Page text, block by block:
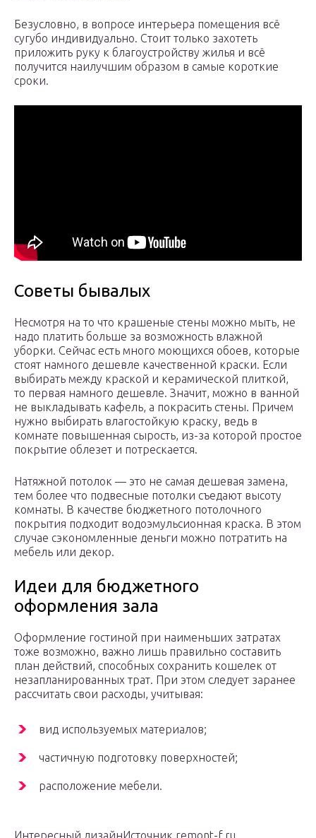
Безусловно, в вопросе интерьера помещения всё
сугубо индивидуально. Стоит только захотеть
приложить руку к благоустройству жилья и всё
получится наилучшим образом в самые короткие
сроки.
Советы бывалых
Несмотря на то что крашеные стены можно мыть, не
надо платить больше за возможность влажной
уборки. Сейчас есть много моющихся обоев, которые
стоят намного дешевле качественной краски. Если
выбирать между краской и керамической плиткой,
то первая намного дешевле. Значит, можно в ванной
не выкладывать кафель, а покрасить стены. Причем
нужно выбирать влагостойкую краску, ведь в
комнате повышенная сырость, из-за которой простое
покрытие облезет и потрескается.
Натяжной потолок — это не самая дешевая замена,
тем более что подвесные потолки съедают высоту
комнаты. В качестве бюджетного потолочного
покрытия подходит водоэмульсионная краска. В этом
случае сэкономленные деньги можно потратить на
мебель или декор.
Идеи для бюджетного
оформления зала
Оформление гостиной при наименьших затратах
тоже возможно, важно лишь правильно составить
план действий, способных сохранить кошелек от
незапланированных трат. При этом следует заранее
рассчитать свои расходы, учитывая:
вид используемых материалов;
частичную подготовку поверхностей;
расположение мебели.
Интересный дизайнИсточник remont-f.ru